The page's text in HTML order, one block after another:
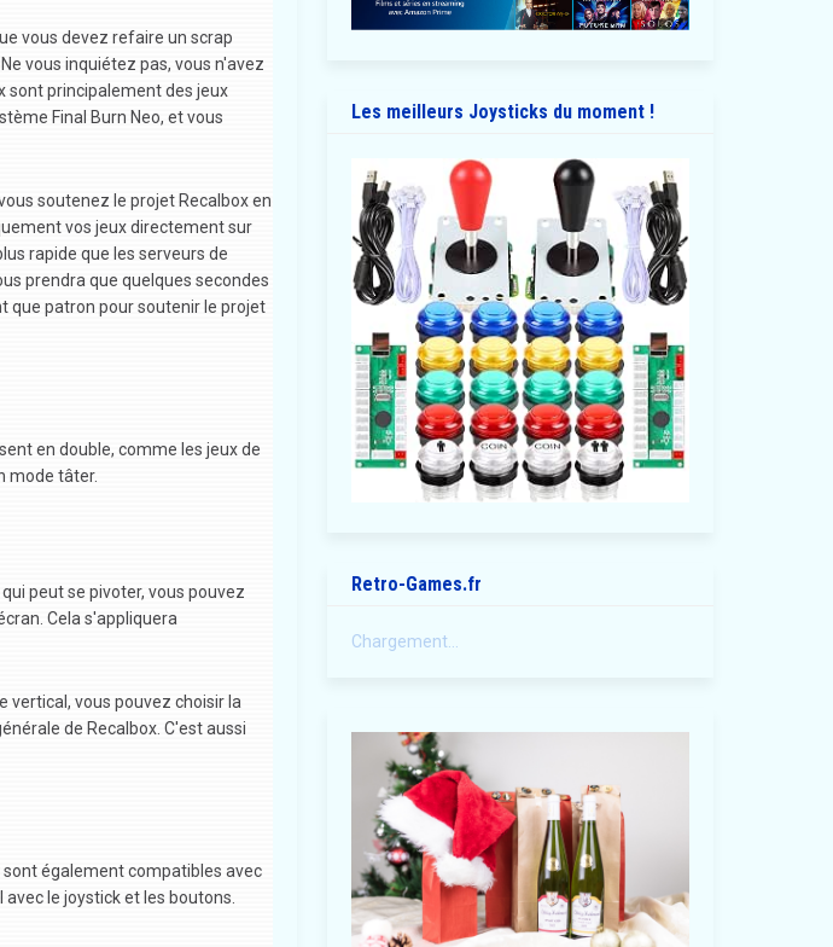
vous devez refaire un scrap
vous inquiétez pas, vous n'avez
sont principalement des jeux
Final Burn Neo, et vous
soutenez le projet Recalbox en
vos jeux directement sur
rapide que les serveurs de
prendra que quelques secondes
que patron pour soutenir le projet
en double, comme les jeux de
mode tâter.
peut se pivoter, vous pouvez
Cela s'appliquera
vertical, vous pouvez choisir la
de Recalbox. C'est aussi
sont également compatibles avec
le joystick et les boutons.
Les meilleurs Joysticks du moment !
Retro-Games.fr
Chargement...